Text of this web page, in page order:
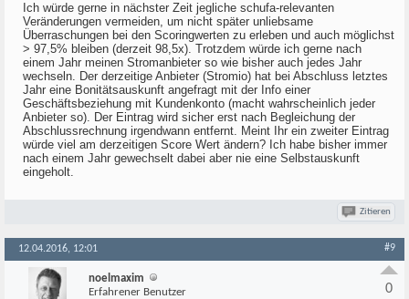
Ich würde gerne in nächster Zeit jegliche schufa-relevanten
Veränderungen vermeiden, um nicht später unliebsame
Überraschungen bei den Scoringwerten zu erleben und auch möglichst
> 97,5% bleiben (derzeit 98,5x). Trotzdem würde ich gerne nach
einem Jahr meinen Stromanbieter so wie bisher auch jedes Jahr
wechseln. Der derzeitige Anbieter (Stromio) hat bei Abschluss letztes
Jahr eine Bonitätsauskunft angefragt mit der Info einer
Geschäftsbeziehung mit Kundenkonto (macht wahrscheinlich jeder
Anbieter so). Der Eintrag wird sicher erst nach Begleichung der
Abschlussrechnung irgendwann entfernt. Meint Ihr ein zweiter Eintrag
würde viel am derzeitigen Score Wert ändern? Ich habe bisher immer
nach einem Jahr gewechselt dabei aber nie eine Selbstauskunft
eingeholt.
Zitieren
12.04.2016, 12:01 #9
noelmaxim
Erfahrener Benutzer
0